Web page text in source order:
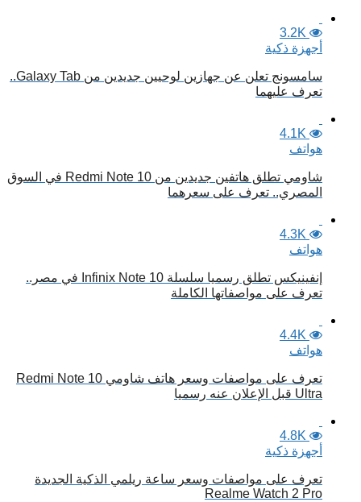
3.2K
أجهزة ذكية
سامسونج تعلن عن جهازين لوحيين جديدين من Galaxy Tab..
تعرف عليهما
4.1K
هواتف
شاومي تطلق هاتفين جديدين من Redmi Note 10 في السوق
المصري.. تعرف على سعرهما
4.3K
هواتف
إنفينيكس تطلق رسميا سلسلة Infinix Note 10 في مصر..
تعرف على مواصفاتها الكاملة
4.4K
هواتف
تعرف على مواصفات وسعر هاتف شاومي Redmi Note 10
Ultra قبل الإعلان عنه رسميا
4.8K
أجهزة ذكية
تعرف على مواصفات وسعر ساعة ريلمي الذكية الجديدة
Realme Watch 2 Pro